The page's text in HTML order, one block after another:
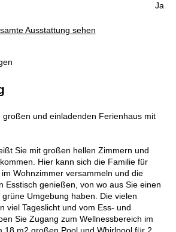
Ja
Ausstattung sehen
großen und einladenden Ferienhaus mit
Sie mit großen hellen Zimmern und
Hier kann sich die Familie für
Wohnzimmer versammeln und die
Esstisch genießen, von wo aus Sie einen
Umgebung haben. Die vielen
viel Tageslicht und vom Ess- und
Sie Zugang zum Wellnessbereich im